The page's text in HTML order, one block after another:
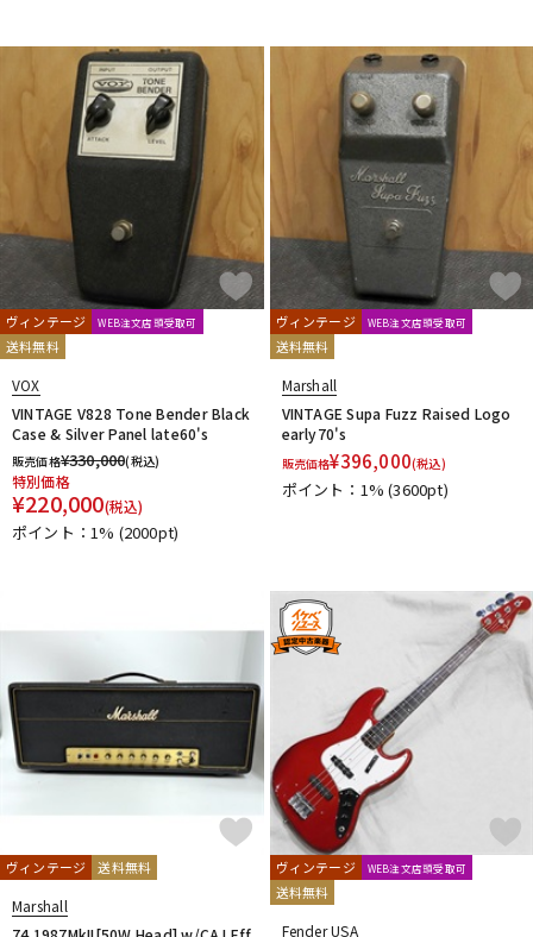
ヴィンテージ WEB注文店頭受取可
送料無料
VOX
VINTAGE V828 Tone Bender Black
Case & Silver Panel late60's
販売価格¥330,000(税込)
特別価格
¥220,000(税込)
ポイント：1% (2000pt)
ヴィンテージ WEB注文店頭受取可
送料無料
Marshall
VINTAGE Supa Fuzz Raised Logo
early70's
販売価格¥396,000(税込)
ポイント：1%(3600pt)
ヴィンテージ 送料無料
Marshall
ヴィンテージ WEB注文店頭受取可
送料無料
Fender USA